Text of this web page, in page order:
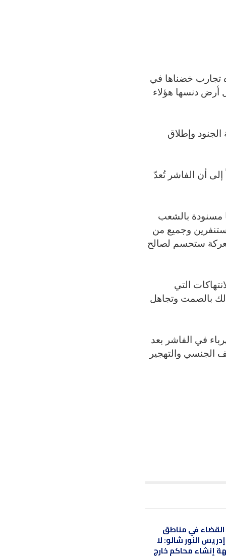
تجارب خضناها في
أرض دنسها هؤلاء
وإطلاق
أن الفاشر تُعدّ
مسنودة بالشعب
وجميع من
ستحسم لصالح
التي
بالصمت وتجاهل
في الفاشر بعد
الجنسي والتهجير
القضاء في مناطق
النور شالو: لا
إنشاء محاكم خارج